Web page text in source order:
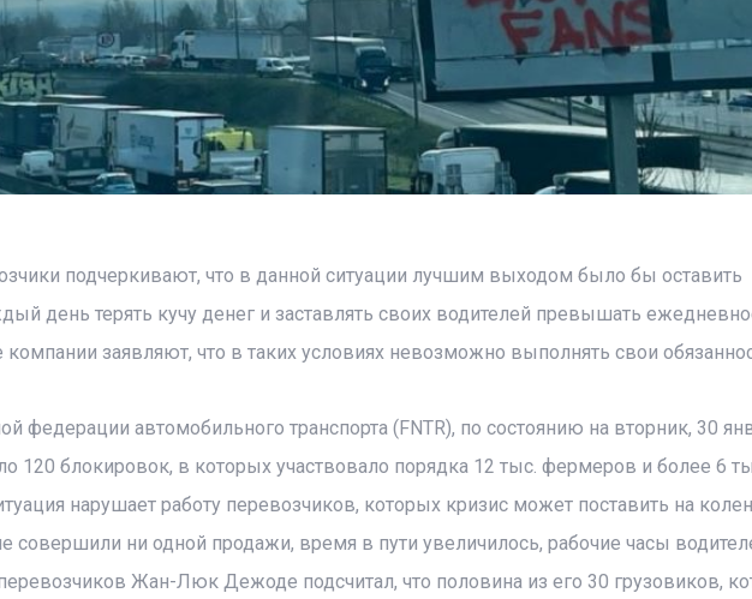
подчеркивают, что в данной ситуации лучшим выходом было бы оставить
день терять кучу денег и заставлять своих водителей превышать
заявляют, что в таких условиях невозможно выполнять свои
федерации автомобильного транспорта (FNTR), по состоянию на вторник, 30
120 блокировок, в которых участвовало порядка 12 тыс. фермеров и более 6
нарушает работу перевозчиков, которых кризис может поставить на
совершили ни одной продажи, время в пути увеличилось, рабочие часы
Жан-Люк Дежоде подсчитал, что половина из его 30 грузовиков,